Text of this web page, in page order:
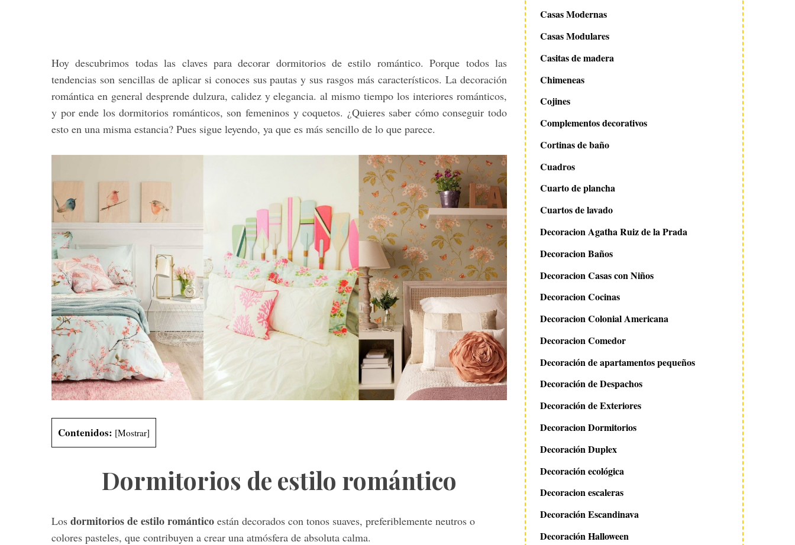
Hoy descubrimos todas las claves para decorar dormitorios de estilo romántico. Porque todos las
tendencias son sencillas de aplicar si conoces sus pautas y sus rasgos más característicos. La decoración
romántica en general desprende dulzura, calidez y elegancia. al mismo tiempo los interiores románticos,
y por ende los dormitorios románticos, son femeninos y coquetos. ¿Quieres saber cómo conseguir todo
esto en una misma estancia? Pues sigue leyendo, ya que es más sencillo de lo que parece.
Contenidos: [Mostrar]
Dormitorios de estilo romántico
Los dormitorios de estilo romántico están decorados con tonos suaves, preferiblemente neutros o
colores pasteles, que contribuyen a crear una atmósfera de absoluta calma.
Casas Modernas
Casas Modulares
Casitas de madera
Chimeneas
Cojines
Complementos decorativos
Cortinas de baño
Cuadros
Cuarto de plancha
Cuartos de lavado
Decoracion Agatha Ruiz de la Prada
Decoracion Baños
Decoracion Casas con Niños
Decoracion Cocinas
Decoracion Colonial Americana
Decoracion Comedor
Decoración de apartamentos pequeños
Decoración de Despachos
Decoración de Exteriores
Decoracion Dormitorios
Decoración Duplex
Decoración ecológica
Decoracion escaleras
Decoración Escandinava
Decoración Halloween
S
e
a
c
h
r
: